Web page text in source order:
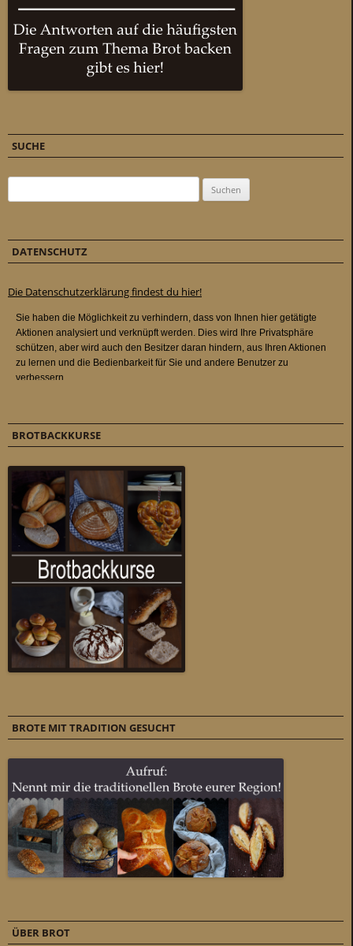
SUCHE
DATENSCHUTZ
Die Datenschutzerklärung findest du hier!
BROTBACKKURSE
BROTE MIT TRADITION GESUCHT
ÜBER BROT